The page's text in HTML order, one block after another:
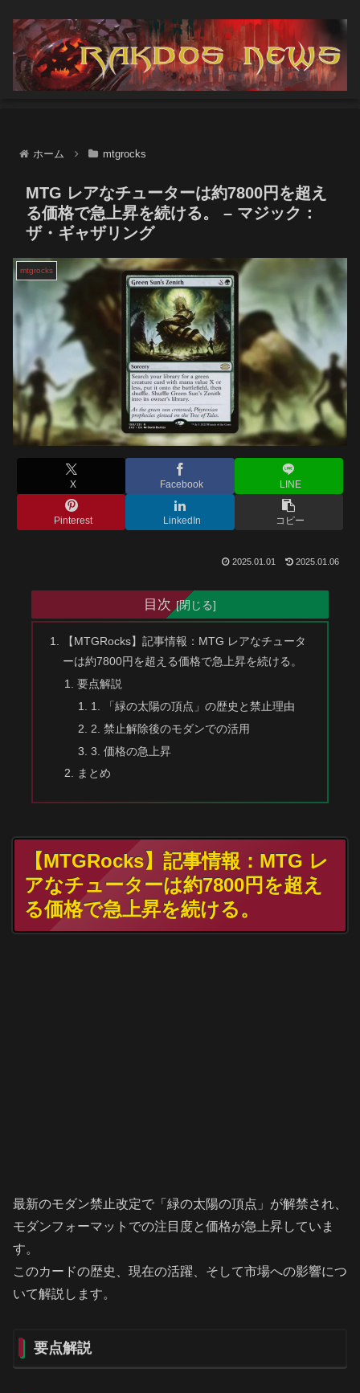
ホーム mtgrocks
MTG レアなチューターは約7800円を超え
る価格で急上昇を続ける。 – マジック：
ザ・ギャザリング
mtgrocks
X Facebook LINE
Pinterest LinkedIn コピー
2025.01.01 2025.01.06
目次
【MTGRocks】記事情報：MTG レアなチュータ
ーは約7800円を超える価格で急上昇を続ける。
要点解説
1. 「緑の太陽の頂点」の歴史と禁止理由
2. 禁止解除後のモダンでの活用
3. 価格の急上昇
まとめ
【MTGRocks】記事情報：MTG レ
アなチューターは約7800円を超え
る価格で急上昇を続ける。
最新のモダン禁止改定で「緑の太陽の頂点」が解禁され、
モダンフォーマットでの注目度と価格が急上昇していま
す。
このカードの歴史、現在の活躍、そして市場への影響につ
いて解説します。
要点解説